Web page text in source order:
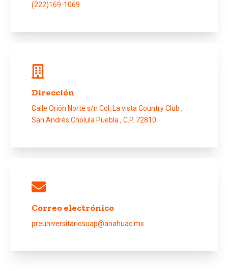
(222)169-1069
Dirección
Calle Orión Norte s/n Col. La vista Country Club ,
San Andrés Cholula Puebla , C.P. 72810
Correo electrónico
preuniversitariosuap@anahuac.mx